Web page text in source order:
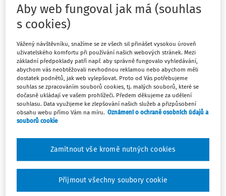
1. 8. 2026 - 31. 8. 2026
dalších kolech přijímacího řízení -
srpen
Lhůta pro odeslání potvrzení úmyslu přijatého
uchazeče vzdělávat se v daném ...
1. 8. 2026 - 31. 8. 2026
Seznámení nového zaměstnance s
dokumentací
V průběhu měsíce seznámení zaměstnance s
pracovním řádem, právními a ...
Aby web fungoval jak má (souhlas
s cookies)
Vážený návštěvníku, snažíme se ze všech sil přinášet vysokou úroveň
uživatelského komfortu při používání našich webových stránek. Mezi
základní předpoklady patří např. aby správně fungovalo vyhledávání,
abychom vás neobtěžovali nevhodnou reklamou nebo abychom měli
dostatek podnětů, jak web vylepšovat. Proto od Vás potřebujeme
souhlas se zpracováním souborů cookies, tj. malých souborů, které se
dočasně ukládají ve vašem prohlížeči. Předem děkujeme za udělení
souhlasu. Data využijeme ke zlepšování našich služeb a přizpůsobení
obsahu webu přímo Vám na míru. Oznámení o ochraně osobních údajů a
souborů cookie
Zamítnout vše kromě nutných cookies
Přijmout všechny soubory cookie